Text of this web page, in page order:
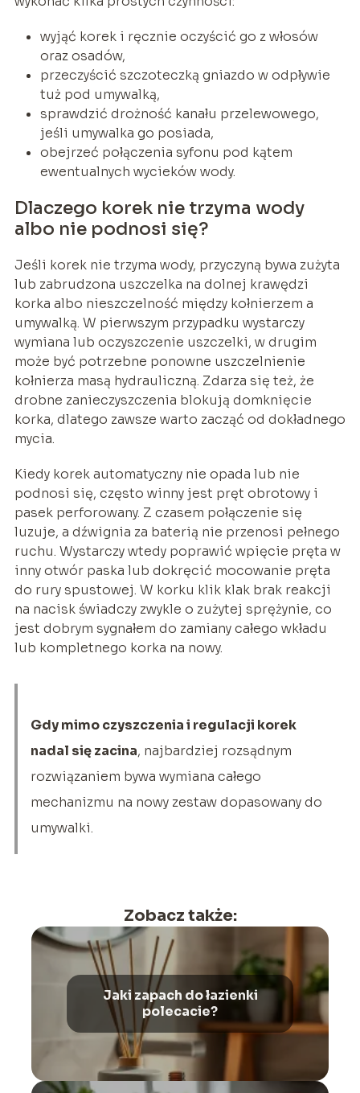
wyjąć korek i ręcznie oczyścić go z włosów
oraz osadów,
przeczyścić szczoteczką gniazdo w odpływie
tuż pod umywalką,
sprawdzić drożność kanału przelewowego,
jeśli umywalka go posiada,
obejrzeć połączenia syfonu pod kątem
ewentualnych wycieków wody.
Dlaczego korek nie trzyma wody
albo nie podnosi się?
Jeśli korek nie trzyma wody, przyczyną bywa zużyta
lub zabrudzona uszczelka na dolnej krawędzi
korka albo nieszczelność między kołnierzem a
umywalką. W pierwszym przypadku wystarczy
wymiana lub oczyszczenie uszczelki, w drugim
może być potrzebne ponowne uszczelnienie
kołnierza masą hydrauliczną. Zdarza się też, że
drobne zanieczyszczenia blokują domknięcie
korka, dlatego zawsze warto zacząć od dokładnego
mycia.
Kiedy korek automatyczny nie opada lub nie
podnosi się, często winny jest pręt obrotowy i
pasek perforowany. Z czasem połączenie się
luzuje, a dźwignia za baterią nie przenosi pełnego
ruchu. Wystarczy wtedy poprawić wpięcie pręta w
inny otwór paska lub dokręcić mocowanie pręta
do rury spustowej. W korku klik klak brak reakcji
na nacisk świadczy zwykle o zużytej sprężynie, co
jest dobrym sygnałem do zamiany całego wkładu
lub kompletnego korka na nowy.
Gdy mimo czyszczenia i regulacji korek
nadal się zacina, najbardziej rozsądnym
rozwiązaniem bywa wymiana całego
mechanizmu na nowy zestaw dopasowany do
umywalki.
Zobacz także:
Jaki zapach do łazienki
polecacie?